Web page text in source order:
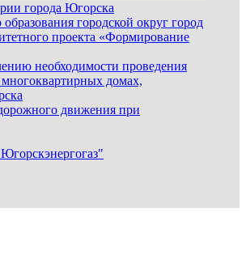
города Югорска
городской округ город
проекта «Формирование
необходимости проведения
домах,
движения при